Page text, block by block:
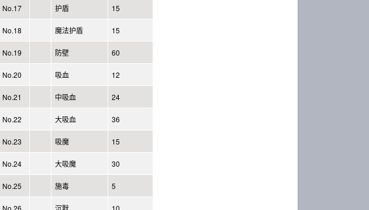
No.17 护盾 15
No.18 魔法护盾 15
No.19 防壁 60
No.20 吸血 12
No.21 中吸血 24
No.22 大吸血 36
No.23 吸魔 15
No.24 大吸魔 30
No.25 施毒 5
No.26 沉默 10